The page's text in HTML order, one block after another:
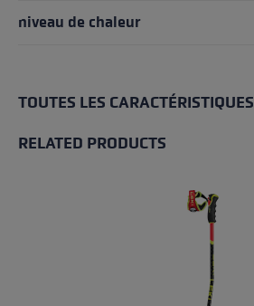
niveau de chaleur
TOUTES LES CARACTÉRISTIQUES
RELATED PRODUCTS